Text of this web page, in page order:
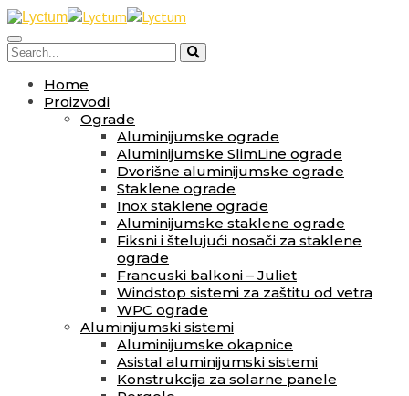
Home
Proizvodi
Ograde
Aluminijumske ograde
Aluminijumske SlimLine ograde
Dvorišne aluminijumske ograde
Staklene ograde
Inox staklene ograde
Aluminijumske staklene ograde
Fiksni i štelujući nosači za staklene
ograde
Francuski balkoni – Juliet
Windstop sistemi za zaštitu od vetra
WPC ograde
Aluminijumski sistemi
Aluminijumske okapnice
Asistal aluminijumski sistemi
Konstrukcija za solarne panele